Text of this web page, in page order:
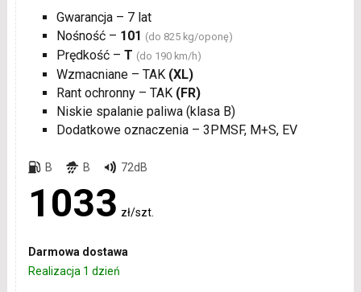
Gwarancja – 7 lat
Nośność – 101 (do 825 kg/oponę)
Prędkość – T (do 190 km/h)
Wzmacniane – TAK (XL)
Rant ochronny – TAK (FR)
Niskie spalanie paliwa (klasa B)
Dodatkowe oznaczenia – 3PMSF, M+S, EV
B B 72dB
1033 zł/szt.
Darmowa dostawa
Realizacja 1 dzień